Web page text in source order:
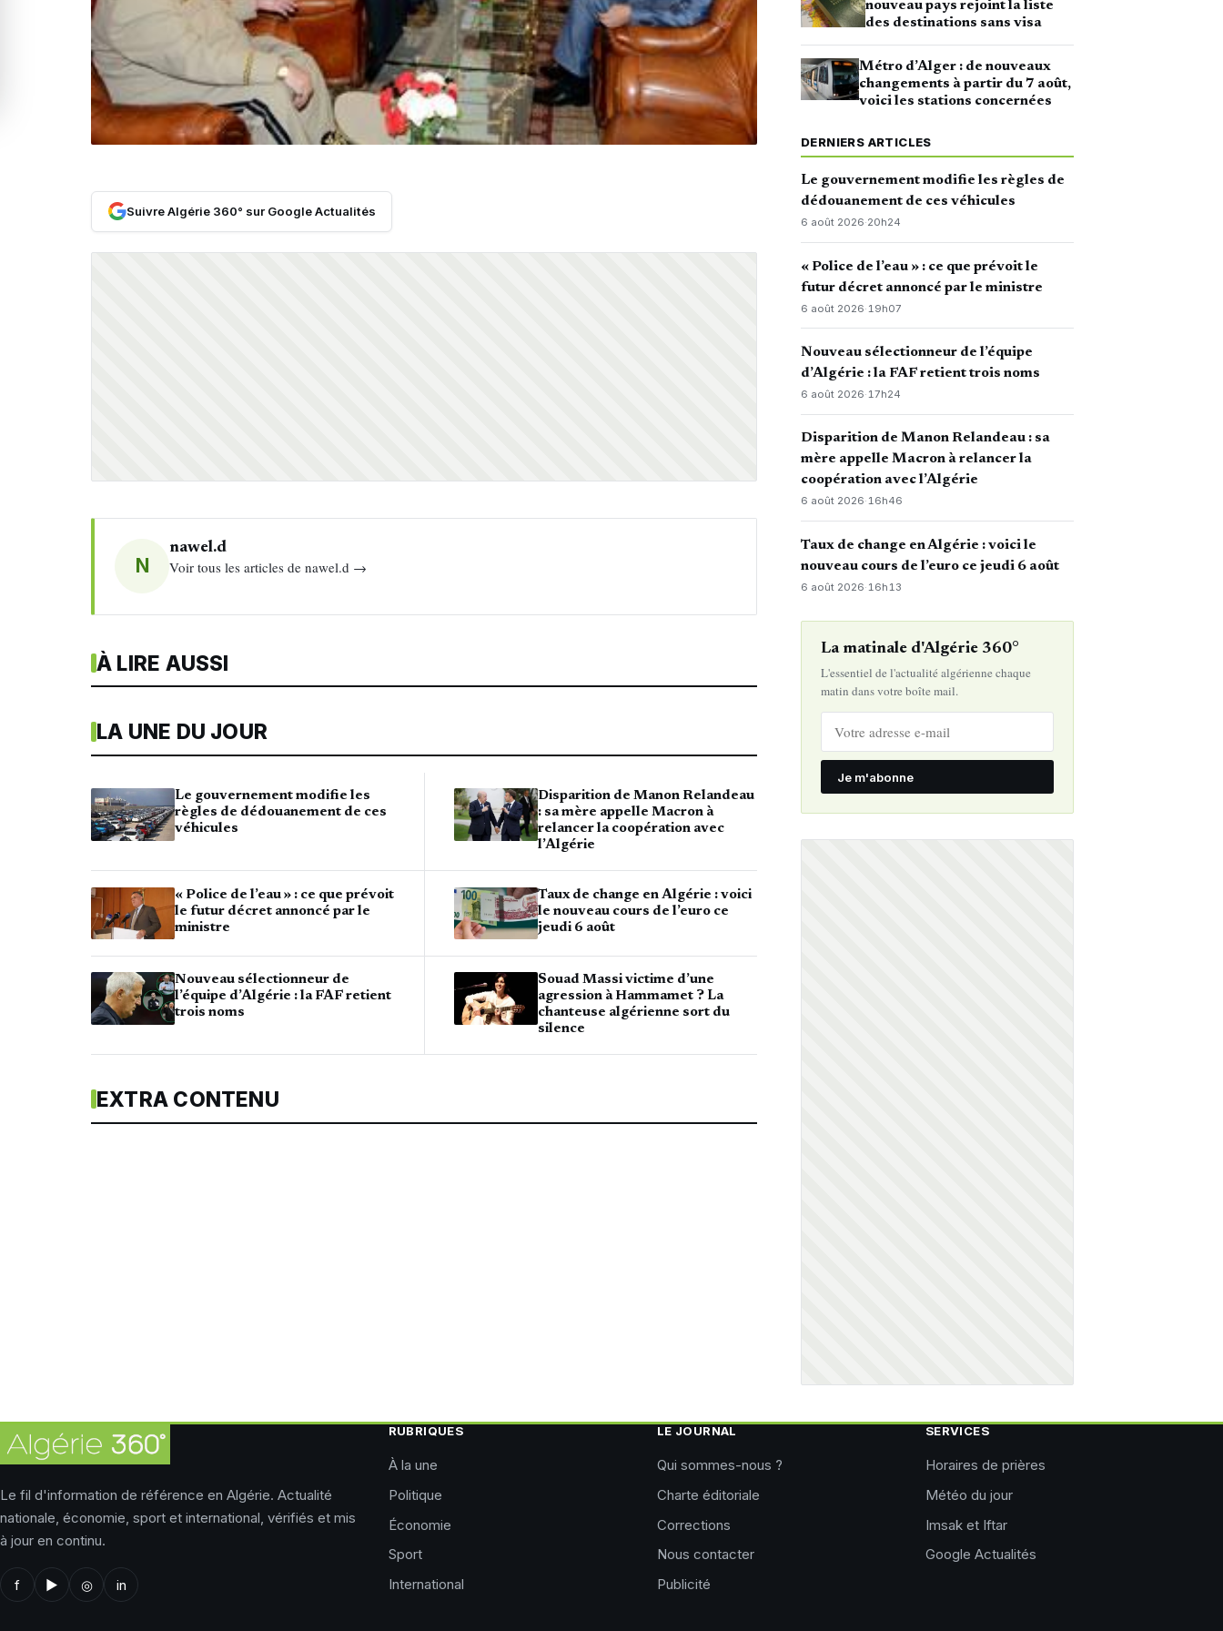
Suivre Algérie 360° sur Google Actualités
N
nawel.d
Voir tous les articles de nawel.d →
À LIRE AUSSI
LA UNE DU JOUR
Le gouvernement modifie les
règles de dédouanement de ces
véhicules
« Police de l’eau » : ce que prévoit
le futur décret annoncé par le
ministre
Nouveau sélectionneur de
l’équipe d’Algérie : la FAF retient
trois noms
Disparition de Manon Relandeau
: sa mère appelle Macron à
relancer la coopération avec
l’Algérie
Taux de change en Algérie : voici
le nouveau cours de l’euro ce
jeudi 6 août
Souad Massi victime d’une
agression à Hammamet ? La
chanteuse algérienne sort du
silence
EXTRA CONTENU
nouveau pays rejoint la liste
des destinations sans visa
Métro d’Alger : de nouveaux
changements à partir du 7 août,
voici les stations concernées
DERNIERS ARTICLES
Le gouvernement modifie les règles de
dédouanement de ces véhicules
6 août 2026·20h24
« Police de l’eau » : ce que prévoit le
futur décret annoncé par le ministre
6 août 2026· 19h07
Nouveau sélectionneur de l’équipe
d’Algérie : la FAF retient trois noms
6 août 2026·17h24
Disparition de Manon Relandeau : sa
mère appelle Macron à relancer la
coopération avec l’Algérie
6 août 2026·16h46
Taux de change en Algérie : voici le
nouveau cours de l’euro ce jeudi 6 août
6 août 2026· 16h13
La matinale d'Algérie 360°
L'essentiel de l'actualité algérienne chaque
matin dans votre boîte mail.
Je m'abonne
Le fil d'information de référence en Algérie. Actualité
nationale, économie, sport et international, vérifiés et mis
à jour en continu.
f ▶ ◎ in
RUBRIQUES
À la une
Politique
Économie
Sport
International
LE JOURNAL
Qui sommes-nous ?
Charte éditoriale
Corrections
Nous contacter
Publicité
SERVICES
Horaires de prières
Météo du jour
Imsak et Iftar
Google Actualités